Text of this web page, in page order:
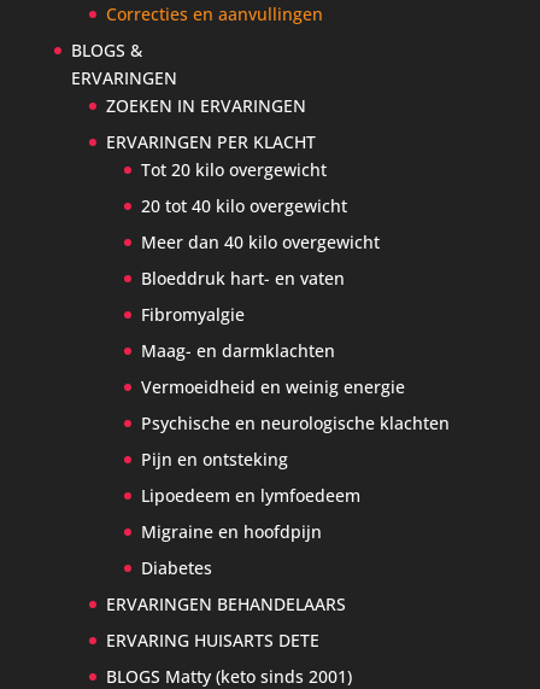
Correcties en aanvullingen
BLOGS &
ERVARINGEN
ZOEKEN IN ERVARINGEN
ERVARINGEN PER KLACHT
Tot 20 kilo overgewicht
20 tot 40 kilo overgewicht
Meer dan 40 kilo overgewicht
Bloeddruk hart- en vaten
Fibromyalgie
Maag- en darmklachten
Vermoeidheid en weinig energie
Psychische en neurologische klachten
Pijn en ontsteking
Lipoedeem en lymfoedeem
Migraine en hoofdpijn
Diabetes
ERVARINGEN BEHANDELAARS
ERVARING HUISARTS DETE
BLOGS Matty (keto sinds 2001)